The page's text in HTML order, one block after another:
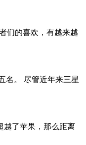
们的喜欢，有越来越
名。 尽管近年来三星
越了苹果，那么距离